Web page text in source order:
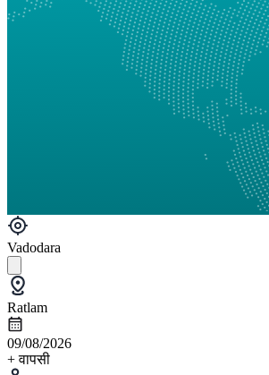
Vadodara
Ratlam
09/08/2026
+ वापसी